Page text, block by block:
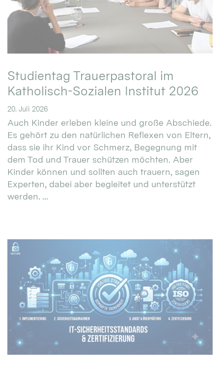
Studientag Trauerpastoral im
Katholisch-Sozialen Institut 2026
20. Juli 2026
Auch Kinder erleben kleine und große Abschiede.
Es gehört zu den natürlichen Reflexen von Eltern,
dass sie ihr Kind vor Schmerz, Begegnung mit
dem Tod und Trauer schützen möchten. Aber
Kinder können und sollten auch trauern, sagen
Experten, dabei aber begleitet und unterstützt
werden. ...